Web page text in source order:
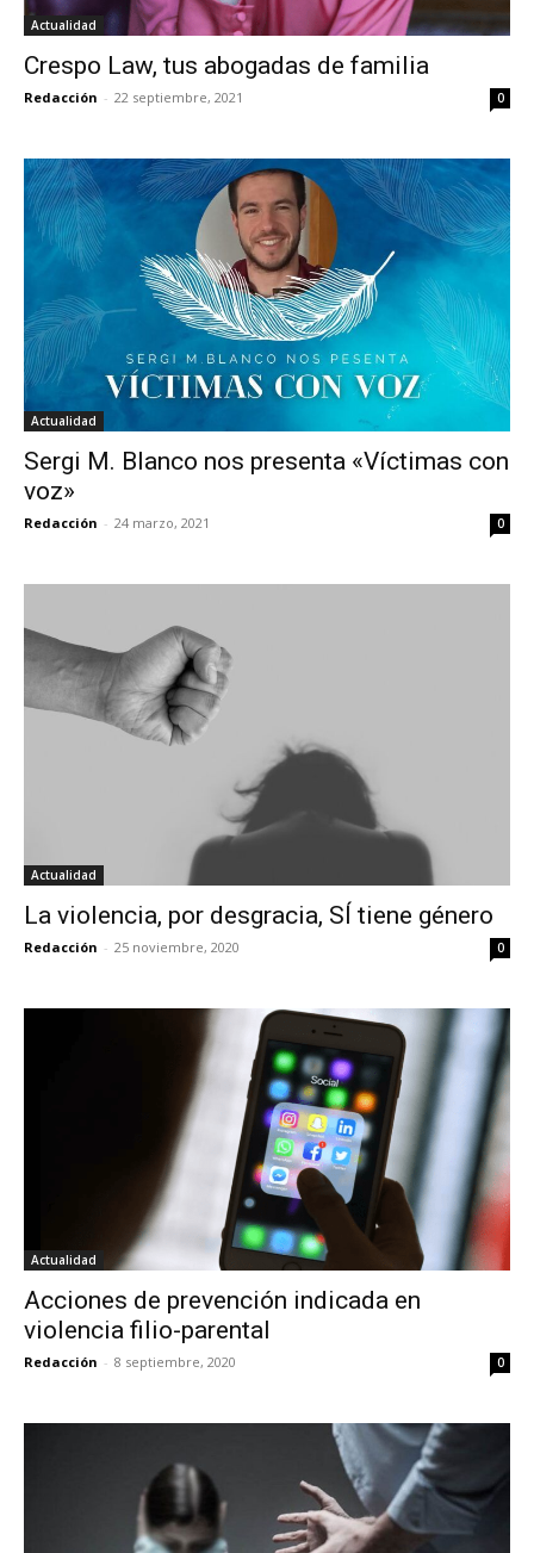
Actualidad
Crespo Law, tus abogadas de familia
Redacción - 22 septiembre, 2021 0
Actualidad
Sergi M. Blanco nos presenta «Víctimas con
voz»
Redacción - 24 marzo, 2021 0
Actualidad
La violencia, por desgracia, SÍ tiene género
Redacción - 25 noviembre, 2020 0
Actualidad
Acciones de prevención indicada en
violencia filio-parental
Redacción - 8 septiembre, 2020 0